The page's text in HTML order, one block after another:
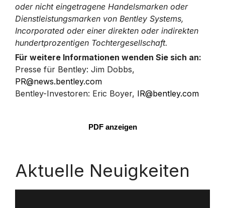
oder nicht eingetragene Handelsmarken oder
Dienstleistungsmarken von Bentley Systems,
Incorporated oder einer direkten oder indirekten
hundertprozentigen Tochtergesellschaft.
Für weitere Informationen wenden Sie sich an:
Presse für Bentley: Jim Dobbs,
PR@news.bentley.com
Bentley-Investoren: Eric Boyer, IR@bentley.com
PDF anzeigen
Aktuelle Neuigkeiten